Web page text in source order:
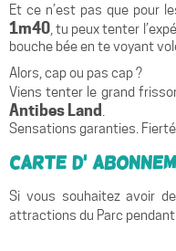
Et ce n’est pas que pour
1m40, tu peux tenter
bouche bée en te voyant
Alors, cap ou pas cap ?
Viens tenter le grand
Antibes Land .
Sensations garanties.
Carte d’
Si vous souhaitez avoir
attractions du Parc